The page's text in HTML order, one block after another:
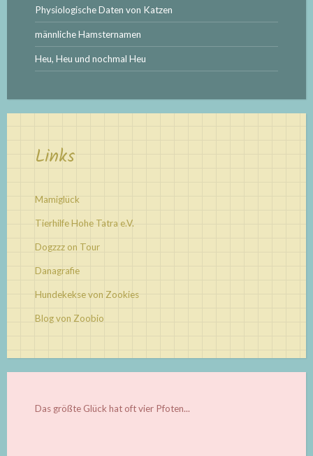
Physiologische Daten von Katzen
männliche Hamsternamen
Heu, Heu und nochmal Heu
Links
Mamiglück
Tierhilfe Hohe Tatra e.V.
Dogzzz on Tour
Danagrafie
Hundekekse von Zookies
Blog von Zoobio
Das größte Glück hat oft vier Pfoten...